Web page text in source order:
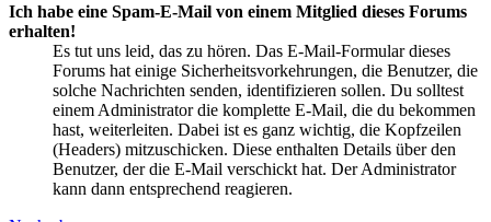
Ich habe eine Spam-E-Mail von einem Mitglied dieses Forums
erhalten!
Es tut uns leid, das zu hören. Das E-Mail-Formular dieses
Forums hat einige Sicherheitsvorkehrungen, die Benutzer, die
solche Nachrichten senden, identifizieren sollen. Du solltest
einem Administrator die komplette E-Mail, die du bekommen
hast, weiterleiten. Dabei ist es ganz wichtig, die Kopfzeilen
(Headers) mitzuschicken. Diese enthalten Details über den
Benutzer, der die E-Mail verschickt hat. Der Administrator
kann dann entsprechend reagieren.